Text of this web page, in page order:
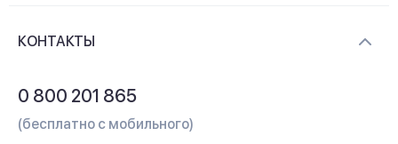
Контакты
КОНТАКТЫ
0 800 201 865
(бесплатно с мобильного)